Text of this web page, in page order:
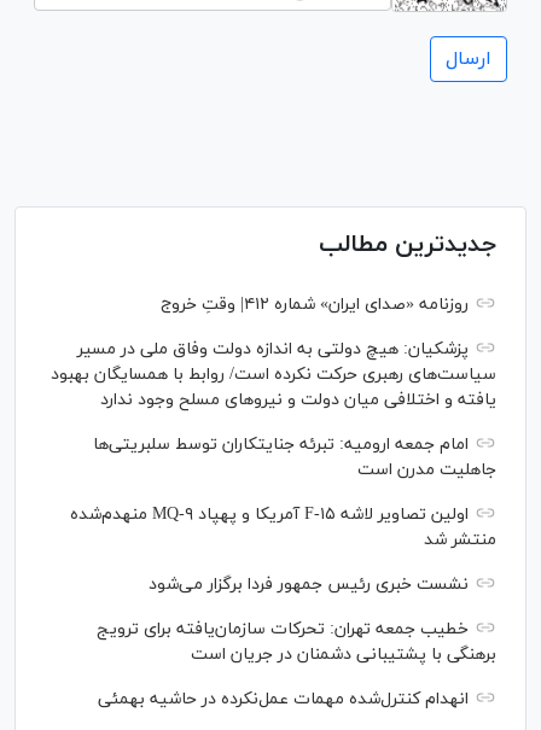
جدیدترین مطالب
روزنامه «صدای ایران» شماره ۴۱۲| وقتِ خروج
پزشکیان: هیچ دولتی به اندازه دولت وفاق ملی در مسیر
سیاست‌های رهبری حرکت نکرده است/ روابط با همسایگان بهبود
یافته و اختلافی میان دولت و نیروهای مسلح وجود ندارد
امام جمعه ارومیه: تبرئه جنایتکاران توسط سلبریتی‌ها
جاهلیت مدرن است
اولین تصاویر لاشه F-۱۵ آمریکا و پهپاد MQ-۹ منهدم‌شده
منتشر شد
نشست خبری رئیس‌ جمهور فردا برگزار می‌شود
خطیب جمعه تهران: تحرکات سازمان‌یافته برای ترویج
برهنگی با پشتیبانی دشمنان در جریان است
انهدام کنترل‌شده مهمات عمل‌نکرده در حاشیه بهمئی